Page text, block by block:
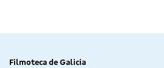
Filmoteca de Galicia